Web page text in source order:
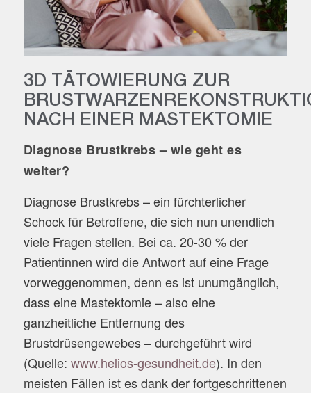
3D TÄTOWIERUNG ZUR
NACH EINER MASTEKTOMIE
Diagnose Brustkrebs – wie geht es
weiter?
Diagnose Brustkrebs – ein fürchterlicher
Schock für Betroffene, die sich nun unendlich
viele Fragen stellen. Bei ca. 20-30 % der
Patientinnen wird die Antwort auf eine Frage
vorweggenommen, denn es ist unumgänglich,
dass eine Mastektomie – also eine
ganzheitliche Entfernung des
Brustdrüsengewebes – durchgeführt wird
(Quelle: www.helios-gesundheit.de). In den
meisten Fällen ist es dank der fortgeschrittenen